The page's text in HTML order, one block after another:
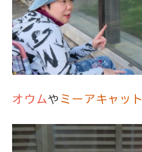
オウム や ミーアキャット